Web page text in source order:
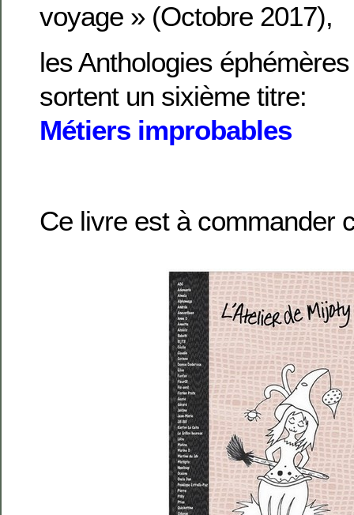
voyage » (Octobre 2017),
les Anthologies éphémères
sortent un sixième titre:
Métiers improbables
Ce livre est à commander